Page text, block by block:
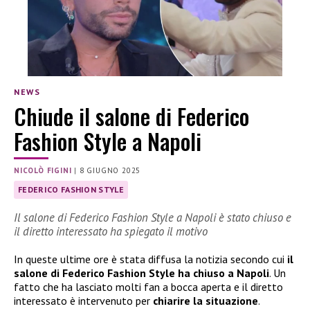
NEWS
Chiude il salone di Federico
Fashion Style a Napoli
NICOLÒ FIGINI | 8 GIUGNO 2025
FEDERICO FASHION STYLE
Il salone di Federico Fashion Style a Napoli è stato chiuso e
il diretto interessato ha spiegato il motivo
In queste ultime ore è stata diffusa la notizia secondo cui il
salone di Federico Fashion Style ha chiuso a Napoli. Un
fatto che ha lasciato molti fan a bocca aperta e il diretto
interessato è intervenuto per chiarire la situazione.